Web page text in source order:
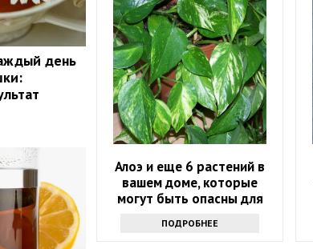
день
Алоэ и еще 6 растений в
вашем доме, которые
могут быть опасны для
ПОДРОБНЕЕ